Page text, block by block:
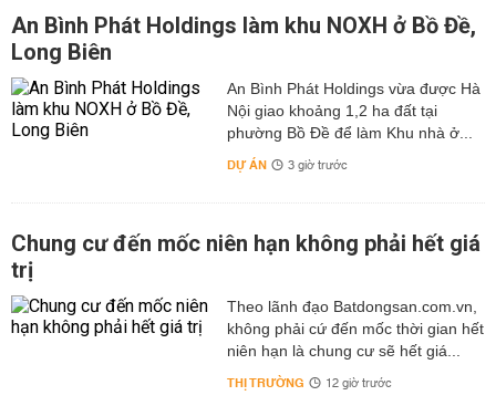
Để biết mức lãi suất chính xác theo từng kỳ hạn, khách
hàng nên truy cập website chính thức của SHB hoặc liên
hệ trực tiếp với ngân hàng để nhận tư vấn.
Các Hình Thức Gửi Tiết Kiệm Tại SHB
SHB cung cấp nhiều sản phẩm tiết kiệm với lãi suất hấp
dẫn, phù hợp với từng nhu cầu khác nhau của khách
Đây là hình thức tiết kiệm phổ biến nhất tại SHB, phù
hợp với khách hàng có nguồn tiền nhàn rỗi và muốn
hưởng lãi suất cao. Đặc điểm:
Kỳ hạn linh hoạt từ 1 tháng đến 36 tháng hoặc dài hơn.
Lãi suất cao hơn so với gửi không kỳ hạn.
Khách hàng có thể chọn nhận lãi định kỳ hoặc nhận lãi
An Bình Phát Holdings làm khu NOXH ở Bồ Đề,
Long Biên
An Bình Phát Holdings vừa được Hà
Nội giao khoảng 1,2 ha đất tại
phường Bồ Đề để làm Khu nhà ở...
DỰ ÁN 3 giờ trước
Chung cư đến mốc niên hạn không phải hết giá
trị
Theo lãnh đạo Batdongsan.com.vn,
không phải cứ đến mốc thời gian hết
niên hạn là chung cư sẽ hết giá...
THỊ TRƯỜNG 12 giờ trước